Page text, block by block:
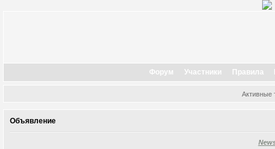
Форум Участники Правила
Активные
Объявление